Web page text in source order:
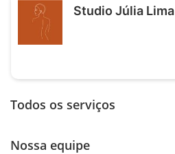
Studio Júlia Lima
Todos os serviços
Nossa equipe